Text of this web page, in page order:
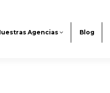
Agencias Blog